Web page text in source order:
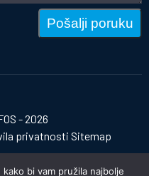
Pošalji poruku
- 2026
privatnosti Sitemap
bi vam pružila najbolje